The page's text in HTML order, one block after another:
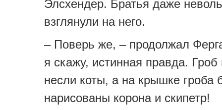
Элсхендер. Братья даже
взглянули на него.
– Поверь же, – продолжал
я скажу, истинная правда.
несли коты, а на крышке гроба
нарисованы корона и скипетр!